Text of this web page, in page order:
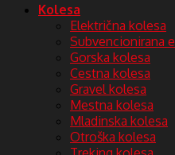
Kolesa
Električna kolesa
Subvencionirana
Gorska kolesa
Cestna kolesa
Gravel kolesa
Mestna kolesa
Mladinska kolesa
Otroška kolesa